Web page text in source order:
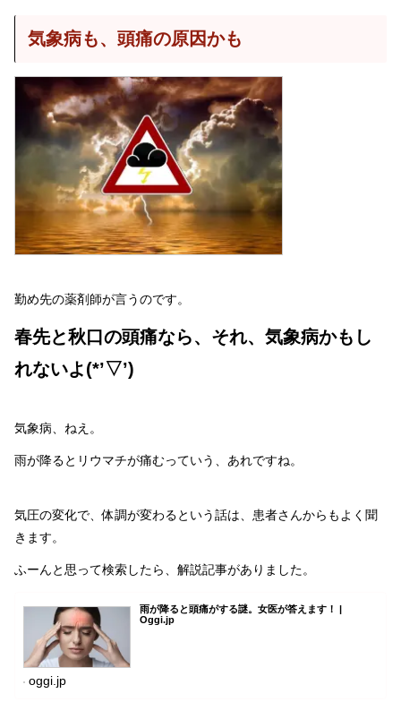
気象病も、頭痛の原因かも
勤め先の薬剤師が言うのです。
春先と秋口の頭痛なら、それ、気象病かもし
れないよ(*’▽’)
気象病、ねえ。
雨が降るとリウマチが痛むっていう、あれですね。
気圧の変化で、体調が変わるという話は、患者さんからもよく聞
きます。
ふーんと思って検索したら、解説記事がありました。
雨が降ると頭痛がする謎。女医が答えます！ |
Oggi.jp
oggi.jp